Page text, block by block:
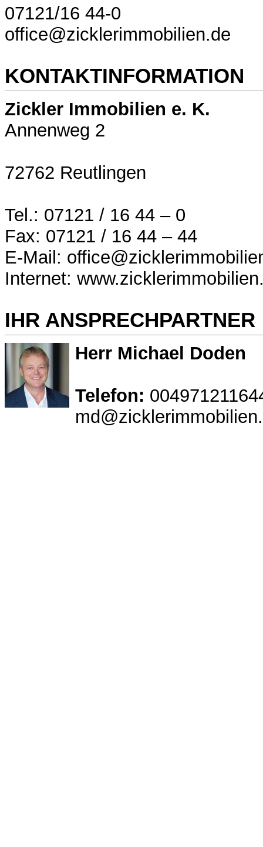
07121/16 44-0
office@zicklerimmobilien.de
KONTAKTINFORMATION
Zickler Immobilien e. K.
Annenweg 2
72762 Reutlingen
Tel.: 07121 / 16 44 – 0
Fax: 07121 / 16 44 – 44
E-Mail:
Internet:
IHR ANSPRECHPARTNER
Herr Michael Doden
Telefon: